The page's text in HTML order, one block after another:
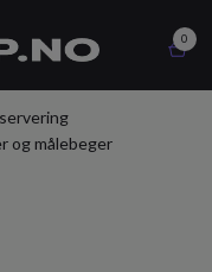
0
og målebeger